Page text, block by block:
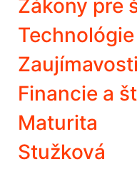
Zákony pre
Technológie
Financie a
Maturita
Stužková